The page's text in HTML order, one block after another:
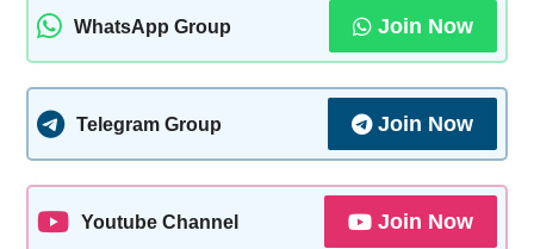
WhatsApp Group Join Now
Telegram Group Join Now
Youtube Channel Join Now